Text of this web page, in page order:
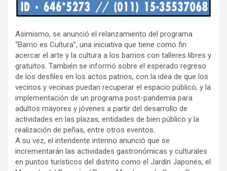
Asimismo, se anunció el relanzamiento del programa
“Barrio es Cultura”, una iniciativa que tiene como fin
acercar el arte y la cultura a los barrios con talleres libres y
gratuitos. También se informó sobre el esperado regreso
de los desfiles en los actos patrios, con la idea de que los
vecinos y vecinas puedan recuperar el espacio público, y la
implementación de un programa post-pandemia para
adultos mayores y jóvenes a partir del desarrollo de
actividades en las plazas, entidades de bien público y la
realización de peñas, entre otros eventos.
A su vez, el intendente interino anunció que se
incrementarán las actividades gastronómicas y culturales
en puntos turísticos del distrito como el Jardín Japonés, el